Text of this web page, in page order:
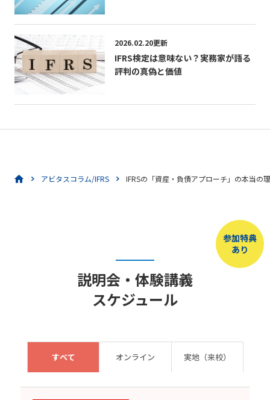
2026.02.20更新
IFRS検定は意味ない？実務家が語る
評判の真偽と価値
アビタスコラム/IFRS IFRSの「資産・負債アプローチ」の本当の
参加特典
あり
説明会・体験講義
スケジュール
すべて オンライン 実地（来校）